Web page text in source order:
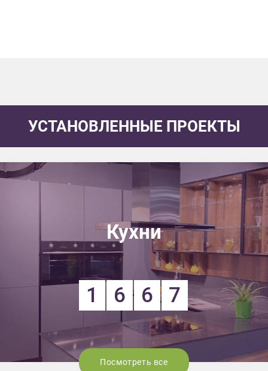
УСТАНОВЛЕННЫЕ ПРОЕКТЫ
Кухни
1 6 6 7
Посмотреть все